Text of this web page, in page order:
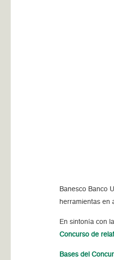
Banesco Banco
herramientas en
En sintonía con
Concurso de
Bases del